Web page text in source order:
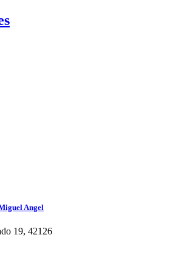
Angel
19, 42126